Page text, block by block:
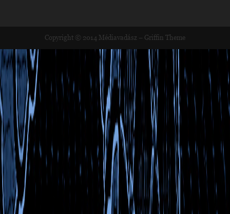
Copyright © 2014 Médiavadász – Griffin Theme